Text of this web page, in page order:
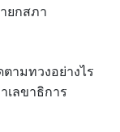
ยกสภา
ามทวงอย่างไร
เลขาธิการ